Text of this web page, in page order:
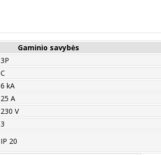
Gaminio savybės
3P
C
6 kA
25 A
230 V
3
IP 20